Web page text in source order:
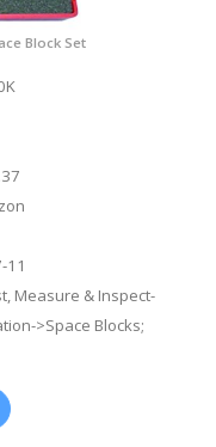
Block Set
11
Measure & Inspect-
>Space Blocks;